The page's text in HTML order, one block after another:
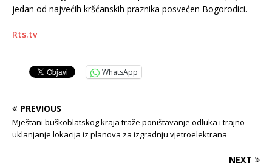
jedan od najvećih kršćanskih praznika posvećen Bogorodici.
Rts.tv
WhatsApp
PREVIOUS
Mještani buškoblatskog kraja traže poništavanje odluka i trajno
uklanjanje lokacija iz planova za izgradnju vjetroelektrana
NEXT